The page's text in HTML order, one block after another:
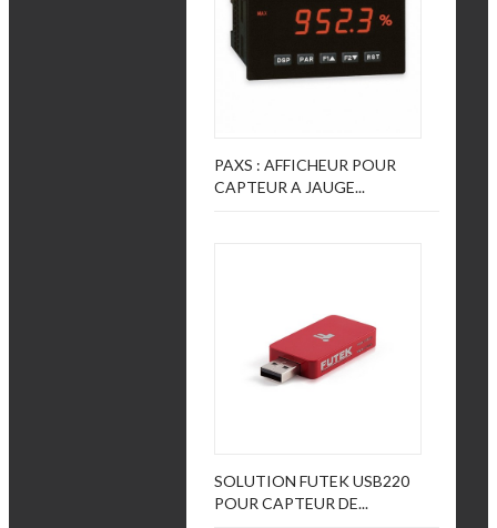
PAXS : AFFICHEUR POUR
CAPTEUR A JAUGE...
SOLUTION FUTEK USB220
POUR CAPTEUR DE...